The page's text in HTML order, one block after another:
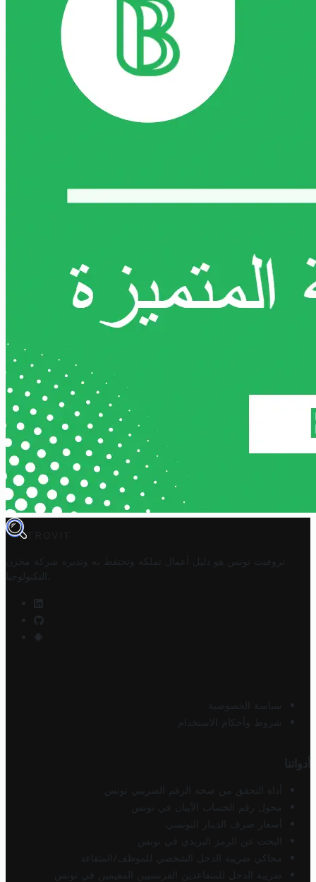
TROVIT
تروفيت تونس هو دليل أعمال تملكه وتحتفظ به وتديره
شركة مخزن
التكنولوجيا
سياسة الخصوصية
شروط وأحكام الاستخدام
أدواتنا
أداة التحقق من صحة الرقم الضريبي تونس
محول رقم الحساب الآيبان في تونس
أسعار صرف الدينار التونسي
البحث عن الرمز البريدي في تونس
محاكي ضريبة الدخل الشخصي للموظف/المتقاعد
ضريبة الدخل للمتقاعدين الفرنسيين المقيمين في تونس